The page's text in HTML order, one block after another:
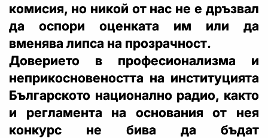
комисия, но никой от нас не е дръзвал
да оспори оценката им или да
вменява липса на прозрачност.
Доверието в професионализма и
неприкосновеността на институцията
Българското национално радио, както
и регламента на основания от нея
конкурс не бива да бъдат